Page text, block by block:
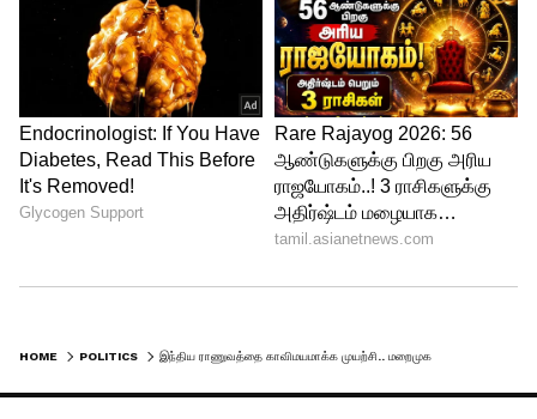
சான்று இதழ் தரப்படும் என்கிறார்கள்.
ஆனால், அதே காலகட்டத்தில்,
கல்லூரிகளில் பயில்கின்ற இளைஞர்கள், 20
வயதில் பட்டப் படிப்பை முடித்து, 21 வயதில்
ஓராண்டு உயர்கல்வியும் முடித்து
இருப்பார்கள்.
HOME POLITICS